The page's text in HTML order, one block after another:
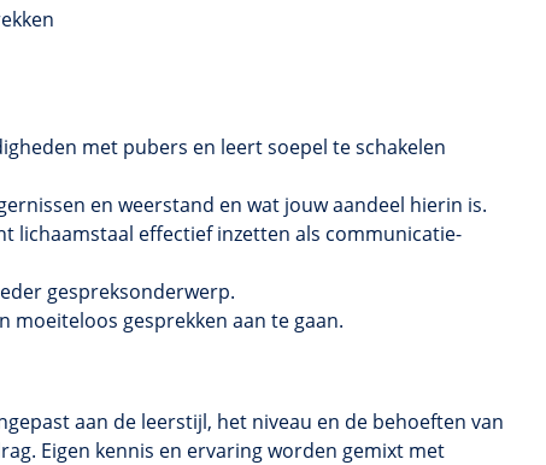
met pubers en leert soepel te schakelen
en weerstand en wat jouw aandeel hierin is.
lichaamstaal effectief inzetten als communicatie-
gespreksonderwerp.
moeiteloos gesprekken aan te gaan.
aan de leerstijl, het niveau en de behoeften van
Eigen kennis en ervaring worden gemixt met